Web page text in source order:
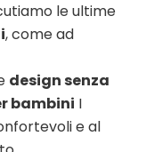
le ultime
, come ad
design senza
bambini I
e al